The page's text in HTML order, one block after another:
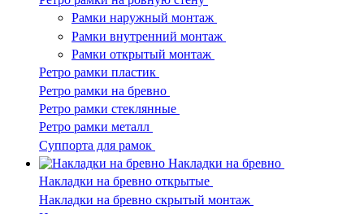
Рамки наружный монтаж
Рамки внутренний монтаж
Рамки открытый монтаж
Ретро рамки пластик
Ретро рамки на бревно
Ретро рамки стеклянные
Ретро рамки металл
Суппорта для рамок
Накладки на бревно
Накладки на бревно открытые
Накладки на бревно скрытый монтаж